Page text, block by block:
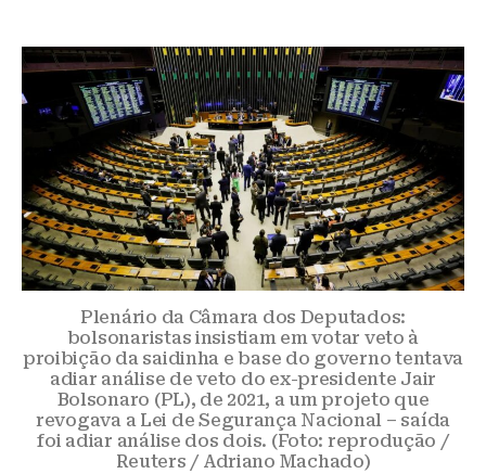
Plenário da Câmara dos Deputados:
bolsonaristas insistiam em votar veto à
proibição da saidinha e base do governo tentava
adiar análise de veto do ex-presidente Jair
Bolsonaro (PL), de 2021, a um projeto que
revogava a Lei de Segurança Nacional – saída
foi adiar análise dos dois. (Foto: reprodução /
Reuters / Adriano Machado)